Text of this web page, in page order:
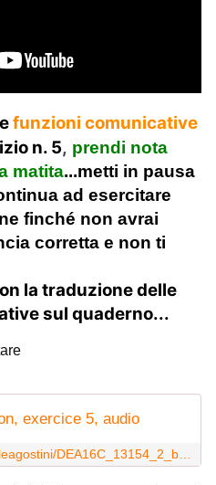
funzioni comunicative
n. 5, prendi nota
matita...metti in pausa
ad esercitare
finché non avrai
corretta e non ti
la traduzione delle
sul quaderno...
exercice 5, audio